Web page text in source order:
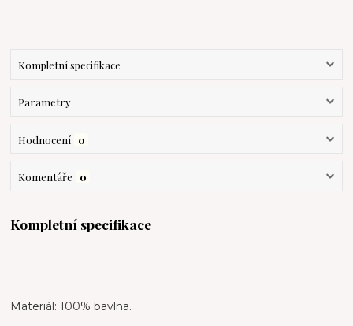
Kompletní specifikace
Parametry
Hodnocení 0
Komentáře 0
Kompletní specifikace
Materiál: 100% bavlna.